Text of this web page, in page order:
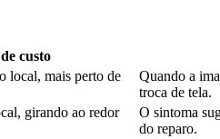
custo
local, mais perto de
Quando a
troca de tela.
girando ao redor
O sintoma
do reparo.